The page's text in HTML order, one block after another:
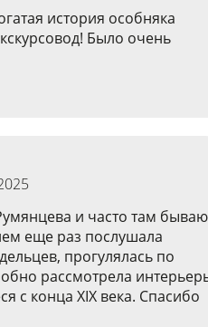
история особняка
Было очень
и часто там
еще раз послушала
прогулялась по
рассмотрела
с конца ХIX века. Спасибо